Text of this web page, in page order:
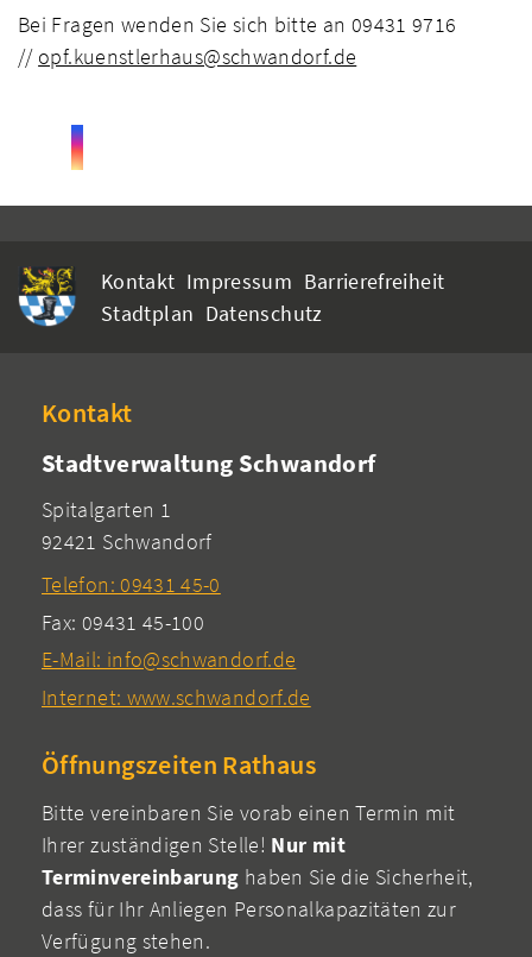
Bei Fragen wenden Sie sich bitte an 09431 9716
// opf.kuenstlerhaus@schwandorf.de
Kontakt Impressum Barrierefreiheit
Stadtplan Datenschutz
Kontakt
Stadtverwaltung Schwandorf
Spitalgarten 1
92421 Schwandorf
Telefon: 09431 45-0
Fax: 09431 45-100
E-Mail: info@schwandorf.de
Internet: www.schwandorf.de
Öffnungszeiten Rathaus
Bitte vereinbaren Sie vorab einen Termin mit
Ihrer zuständigen Stelle! Nur mit
Terminvereinbarung haben Sie die Sicherheit,
dass für Ihr Anliegen Personalkapazitäten zur
Verfügung stehen.